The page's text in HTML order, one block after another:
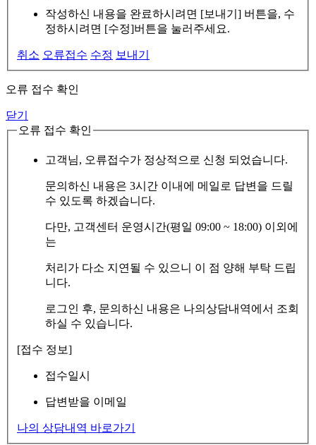
작성하신 내용을 완료하시려면 [보내기] 버튼을, 수
정하시려면 [수정]버튼을 눌러주세요.
취소 오류접수 수정 보내기
오류 접수 확인
닫기
오류 접수 확인
고객님, 오류접수가 정상적으로 신청 되었습니다.
문의하신 내용은 3시간 이내에 메일로 답변을 드릴
수 있도록 하겠습니다.
다만, 고객센터 운영시간(평일 09:00 ~ 18:00) 이외에
는
처리가 다소 지연될 수 있으니 이 점 양해 부탁 드립
니다.
로그인 후, 문의하신 내용은 나의상담내역에서 조회
하실 수 있습니다.
[접수 정보]
접수일시
답변받을 이메일
나의 상담내역 바로가기